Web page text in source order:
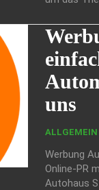
uns
ALLGEMEIN
Werbung
Online-PR
Autohaus